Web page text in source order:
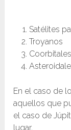
Satélites
Troyanos
Coorbitales
En el caso de
aquellos que
el caso de
lugar.